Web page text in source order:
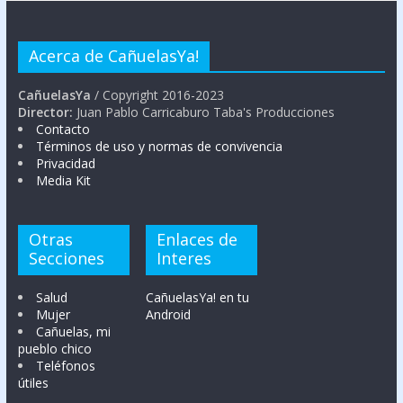
Acerca de CañuelasYa!
CañuelasYa / Copyright 2016-2023
Director: Juan Pablo Carricaburo Taba's Producciones
Contacto
Términos de uso y normas de convivencia
Privacidad
Media Kit
Otras
Secciones
Salud
Mujer
Cañuelas, mi
pueblo chico
Teléfonos
útiles
Enlaces de
Interes
CañuelasYa! en tu
Android